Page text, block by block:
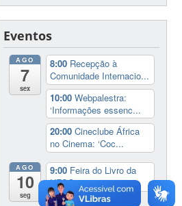
Eventos
AGO
7
sex
8:00 Recepção à
Comunidade Internacio...
10:00Webpalestra:
‘Informações essenc...
20:00Cineclube África
no Cinema: ‘Coc...
AGO
10
seg
9:00 Feira do Livro da
UFSC